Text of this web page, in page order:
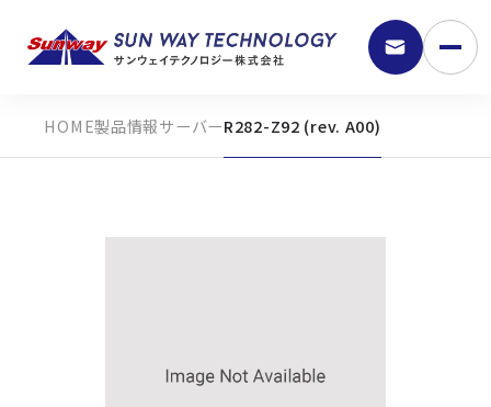
9:30 - 18:00
製品情報サーバーR282-Z92 (rev. A00)